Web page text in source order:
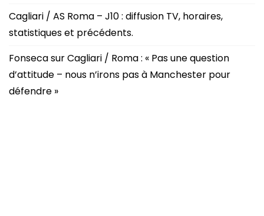
Cagliari / AS Roma – J10 : diffusion TV, horaires,
statistiques et précédents.
Fonseca sur Cagliari / Roma : « Pas une question
d’attitude – nous n’irons pas à Manchester pour
défendre »